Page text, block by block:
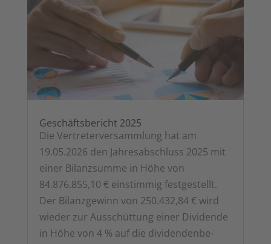
Geschäfts­be­richt 2025
Die Ver­tre­ter­ver­samm­lung hat am
19.05.2026 den Jah­res­ab­schluss 2025 mit
einer Bilanz­sum­me in Höhe von
84.876.855,10 € ein­stim­mig fest­ge­stellt.
Der Bilanz­ge­winn von 250.432,84 € wird
wie­der zur Aus­schüt­tung einer Divi­den­de
in Höhe von 4 % auf die divi­den­den­be­